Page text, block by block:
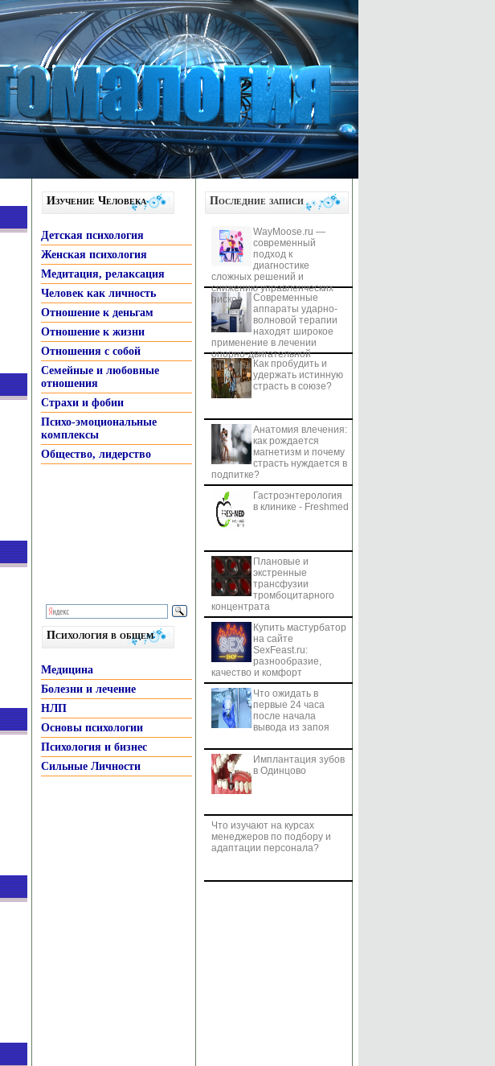
Изучение Человека
Детская психология
Женская психология
Медитация, релаксация
Человек как личность
Отношение к деньгам
Отношение к жизни
Отношения с собой
Семейные и любовные
отношения
Страхи и фобии
Психо-эмоциональные
комплексы
Общество, лидерство
Психология в общем
Медицина
Болезни и лечение
НЛП
Основы психологии
Психология и бизнес
Сильные Личности
Последние записи
WayMoose.ru —
современный
подход к
диагностике
сложных решений и
снижению управленческих
рисков
Современные
аппараты ударно-
волновой терапии
находят широкое
применение в лечении
опорно-двигательной
системы Как пробудить и
удержать истинную
страсть в союзе?
Анатомия влечения:
как рождается
магнетизм и почему
страсть нуждается в
подпитке?
Гастроэнтерология
в клинике - Freshmed
Плановые и
экстренные
трансфузии
тромбоцитарного
концентрата
Купить мастурбатор
на сайте
SexFeast.ru:
разнообразие,
качество и комфорт
Что ожидать в
первые 24 часа
после начала
вывода из запоя
Имплантация зубов
в Одинцово
Что изучают на курсах
менеджеров по подбору и
адаптации персонала?